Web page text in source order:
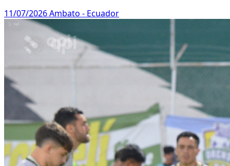
11/07/2026Ambato - Ecuador